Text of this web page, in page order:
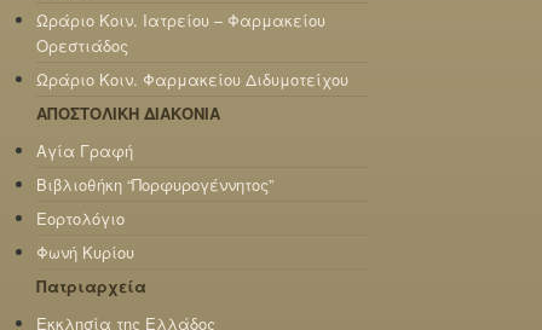
Ωράριο Κοιν. Ιατρείου – Φαρμακείου
Ορεστιάδος
Ωράριο Κοιν. Φαρμακείου Διδυμοτείχου
ΑΠΟΣΤΟΛΙΚΗ ΔΙΑΚΟΝΙΑ
Αγία Γραφή
Βιβλιοθήκη “Πορφυρογέννητος”
Εορτολόγιο
Φωνή Κυρίου
Πατριαρχεία
Εκκλησία της Ελλάδος